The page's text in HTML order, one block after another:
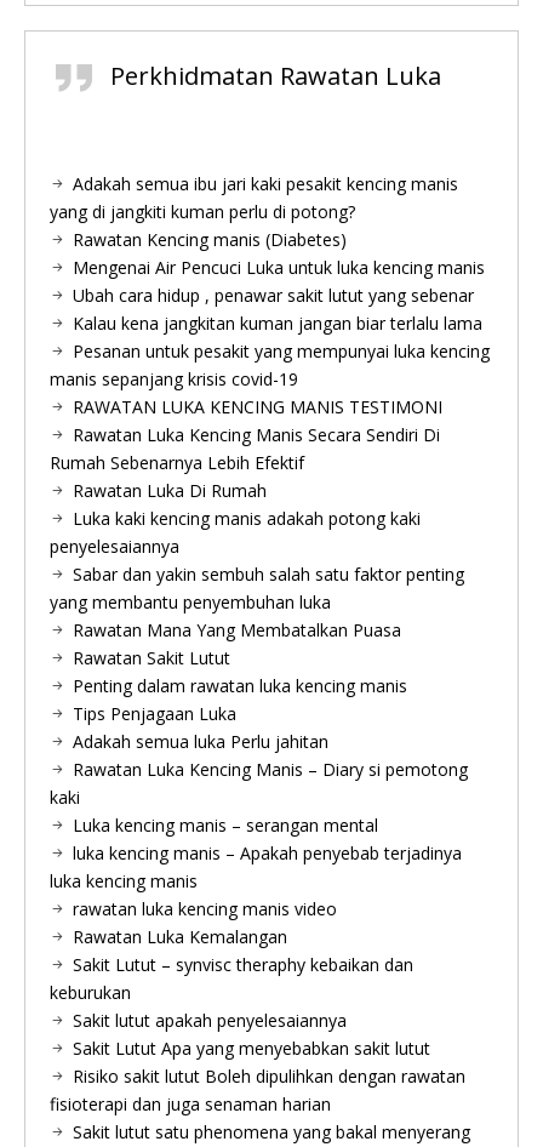
Perkhidmatan Rawatan Luka
Adakah semua ibu jari kaki pesakit kencing manis
yang di jangkiti kuman perlu di potong?
Rawatan Kencing manis (Diabetes)
Mengenai Air Pencuci Luka untuk luka kencing manis
Ubah cara hidup , penawar sakit lutut yang sebenar
Kalau kena jangkitan kuman jangan biar terlalu lama
Pesanan untuk pesakit yang mempunyai luka kencing
manis sepanjang krisis covid-19
RAWATAN LUKA KENCING MANIS TESTIMONI
Rawatan Luka Kencing Manis Secara Sendiri Di
Rumah Sebenarnya Lebih Efektif
Rawatan Luka Di Rumah
Luka kaki kencing manis adakah potong kaki
penyelesaiannya
Sabar dan yakin sembuh salah satu faktor penting
yang membantu penyembuhan luka
Rawatan Mana Yang Membatalkan Puasa
Rawatan Sakit Lutut
Penting dalam rawatan luka kencing manis
Tips Penjagaan Luka
Adakah semua luka Perlu jahitan
Rawatan Luka Kencing Manis – Diary si pemotong
kaki
Luka kencing manis – serangan mental
luka kencing manis – Apakah penyebab terjadinya
luka kencing manis
rawatan luka kencing manis video
Rawatan Luka Kemalangan
Sakit Lutut – synvisc theraphy kebaikan dan
keburukan
Sakit lutut apakah penyelesaiannya
Sakit Lutut Apa yang menyebabkan sakit lutut
Risiko sakit lutut Boleh dipulihkan dengan rawatan
fisioterapi dan juga senaman harian
Sakit lutut satu phenomena yang bakal menyerang